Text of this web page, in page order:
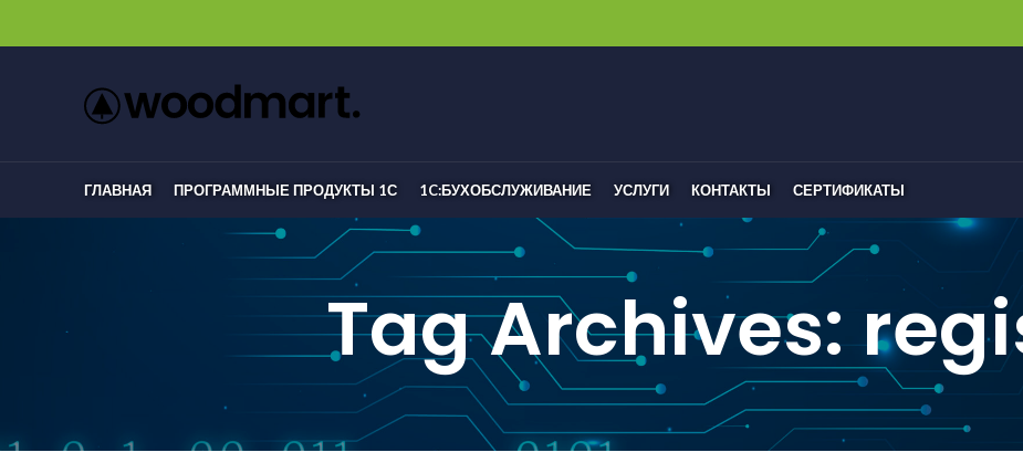
ГЛАВНАЯ ПРОГРАММНЫЕ ПРОДУКТЫ 1С 1C:БУХОБСЛУЖИВАНИЕ УСЛУГИ КОНТАКТЫ СЕРТИФИКАТЫ
Tag Archives: